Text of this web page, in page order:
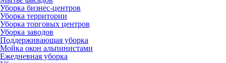
Уборка бизнес-центров
Уборка территории
Уборка торговых центров
Уборка заводов
Поддерживающая уборка
Мойка окон альпинистами
Ежедневная уборка